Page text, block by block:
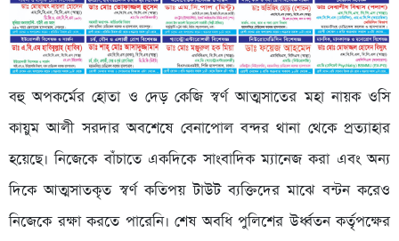
বহু অপকর্মের হোতা ও দেড় কেজি স্বর্ণ আত্মসাতের মহা নায়ক ওসি
কায়ুম আলী সরদার অবশেষে বেনাপোল বন্দর থানা থেকে প্রত্যাহার
হয়েছে। নিজেকে বাঁচাতে একদিকে সাংবাদিক ম্যানেজ করা এবং অন্য
দিকে আত্মসাতকৃত স্বর্ণ কতিপয় টাউট ব্যক্তিদের মাঝে বন্টন করেও
নিজেকে রক্ষা করতে পারেনি। শেষ অবধি পুলিশের উর্ধ্বতন কর্তৃপক্ষের